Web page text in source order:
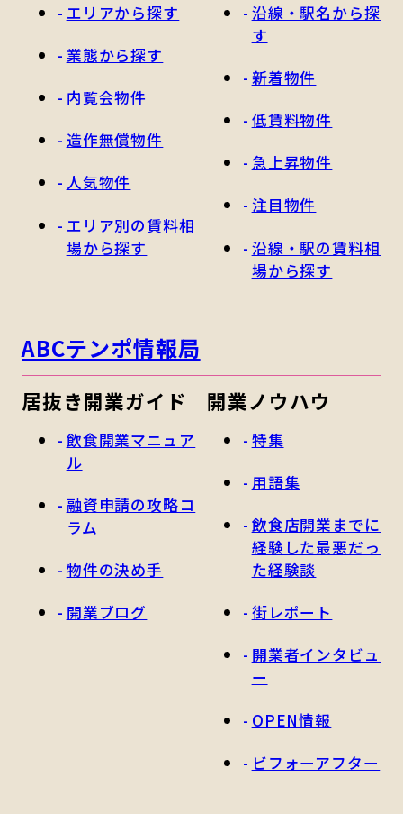
エリアから探す
業態から探す
内覧会物件
造作無償物件
人気物件
エリア別の賃料相
場から探す
沿線・駅名から探
す
新着物件
低賃料物件
急上昇物件
注目物件
沿線・駅の賃料相
場から探す
ABCテンポ情報局
居抜き開業ガイド
飲食開業マニュア
ル
融資申請の攻略コ
ラム
物件の決め手
開業ブログ
開業ノウハウ
特集
用語集
飲食店開業までに
経験した最悪だっ
た経験談
街レポート
開業者インタビュ
ー
OPEN情報
ビフォーアフター